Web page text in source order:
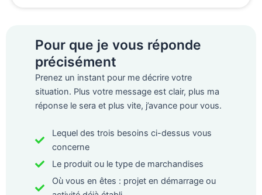
Pour que je vous réponde
précisément
Prenez un instant pour me décrire votre
situation. Plus votre message est clair, plus ma
réponse le sera et plus vite, j’avance pour vous.
Lequel des trois besoins ci-dessus vous
concerne
Le produit ou le type de marchandises
Où vous en êtes : projet en démarrage ou